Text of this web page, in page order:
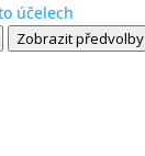
účelech
Zobrazit předvolby